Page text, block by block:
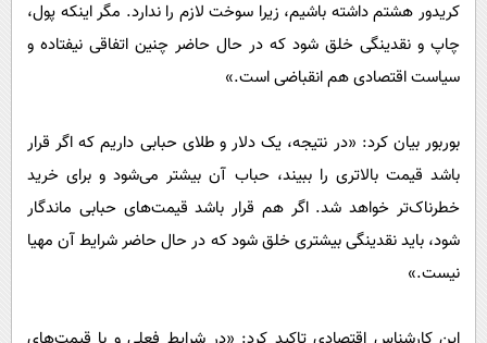
کریدور هشتم داشته باشیم، زیرا سوخت لازم را ندارد. مگر اینکه پول،
چاپ و نقدینگی خلق شود که در حال حاضر چنین اتفاقی نیفتاده و
سیاست اقتصادی هم انقباضی است.»
بوربور بیان کرد: «در نتیجه، یک دلار و طلای حبابی داریم که اگر قرار
باشد قیمت بالاتری را ببیند، حباب آن بیشتر می‌شود و برای خرید
خطرناک‌تر خواهد شد. اگر هم قرار باشد قیمت‌های حبابی ماندگار
شود، باید نقدینگی بیشتری خلق شود که در حال حاضر شرایط آن مهیا
نیست.»